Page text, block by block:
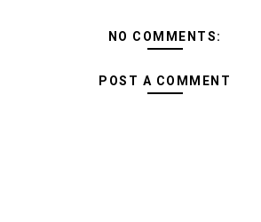
NO COMMENTS:
POST A COMMENT